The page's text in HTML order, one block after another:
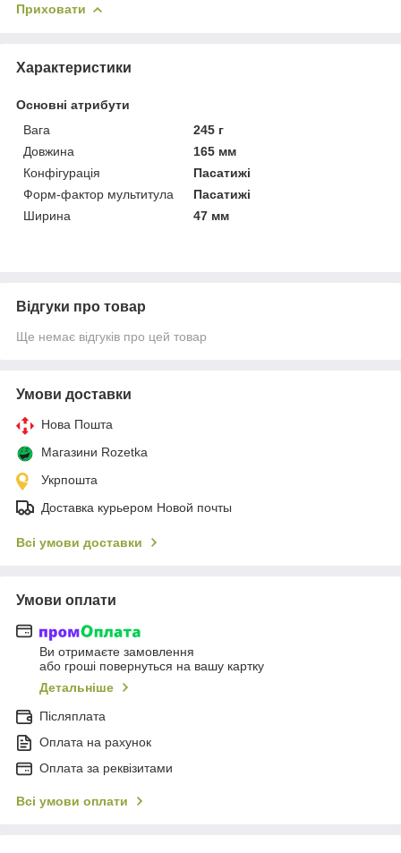
Приховати
Характеристики
Основні атрибути
Вага
245 г
Довжина
165 мм
Конфігурація
Пасатижі
Форм-фактор мультитула
Пасатижі
Ширина
47 мм
Відгуки про товар
Ще немає відгуків про цей товар
Умови доставки
Нова Пошта
Магазини Rozetka
Укрпошта
Доставка курьером Новой почты
Всі умови доставки
Умови оплати
Ви отримаєте замовлення
або гроші повернуться на вашу картку
Детальніше
Післяплата
Оплата на рахунок
Оплата за реквізитами
Всі умови оплати